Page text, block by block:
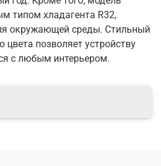
типом хладагента R32,
окружающей среды. Стильный
цвета позволяет устройству
с любым интерьером.